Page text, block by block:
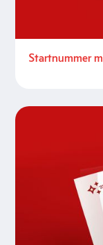
Startnummer